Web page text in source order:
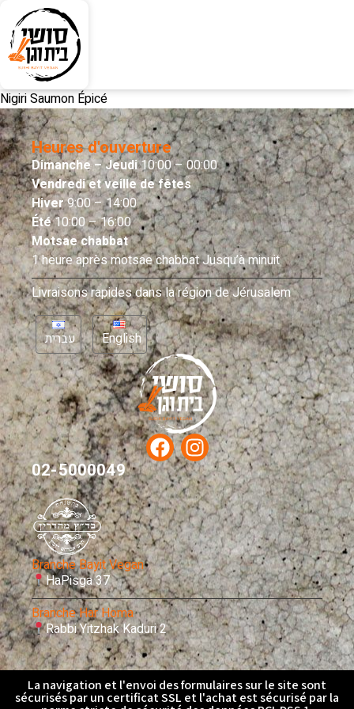
Nigiri Saumon Épicé
Heures d'ouverture
Dimanche – Jeudi10:00 – 00:00
Vendredi et veille de fêtes
Hiver9:00 – 14:00
Été10:00 – 16:00
Motsae chabbat
1 heure après motsae chabbat Jusqu’à minuit
Livraisons rapides dans la région de Jérusalem
עברית English
02-5000049
Branche Bayit Vegan
HaPisga 37
Branche Har Homa
Rabbi Yitzhak Kaduri 2
La navigation et l'envoi des formulaires sur le site sont
sécurisés par un certificat SSL et l'achat est sécurisé par la